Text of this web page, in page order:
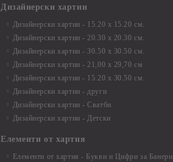
Дизайнерски хартии
Дизайнерски хартии - 15.20 х 15.20 см.
Дизайнерски хартии - 20.30 х 20.30 см.
Дизайнерски хартии - 30.50 х 30.50 см.
Дизайнерски хартии - 21,00 х 29,70 см
Дизайнерски хартии - 15.20 x 30.50 см.
Дизайнерски хартии - други
Дизайнерски хартии - Сватби
Дизайнерски хартии - Детски
Елементи от хартия
Елементи от хартия - Букви и Цифри за Банери